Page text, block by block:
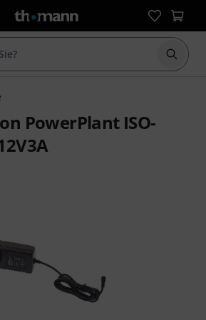
Suche
PowerPlant ISO-
5 Sternen aus 59 Kundenbewertungen